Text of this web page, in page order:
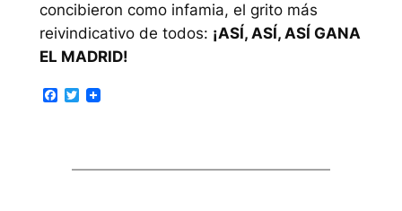
concibieron como infamia, el grito más
reivindicativo de todos: ¡ASÍ, ASÍ, ASÍ GANA
EL MADRID!
Facebook
Twitter